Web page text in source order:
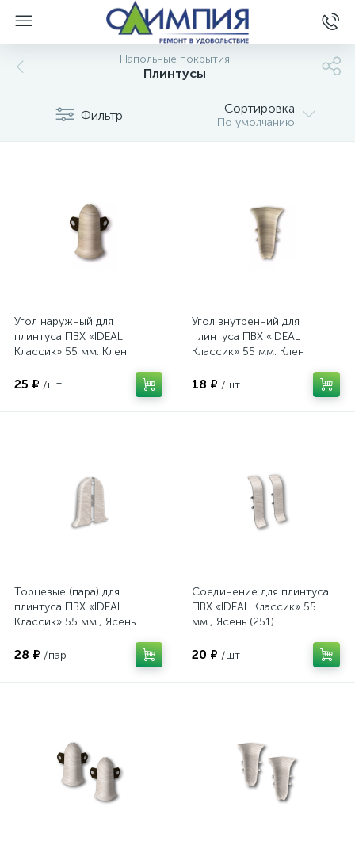
Напольные покрытия
Плинтусы
Фильтр Сортировка
По умолчанию
Угол наружный для
плинтуса ПВХ «IDEAL
Классик» 55 мм. Клен
25 ₽ /шт
Угол внутренний для
плинтуса ПВХ «IDEAL
Классик» 55 мм. Клен
18 ₽ /шт
Торцевые (пара) для
плинтуса ПВХ «IDEAL
Классик» 55 мм., Ясень
28 ₽ /пар
Соединение для плинтуса
ПВХ «IDEAL Классик» 55
мм., Ясень (251)
20 ₽ /шт